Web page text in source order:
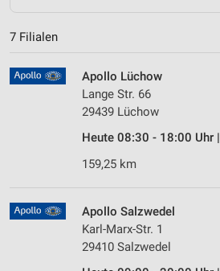
7 Filialen
Apollo Lüchow
Lange Str. 66
29439 Lüchow
Heute 08:30 - 18:00 Uhr |
159,25 km
Apollo Salzwedel
Karl-Marx-Str. 1
29410 Salzwedel